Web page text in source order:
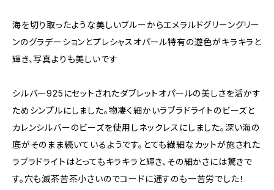
海を切り取ったような美しいブルーからエメラルドグリーングリー
ンのグラデーションとプレシャスオパール特有の遊色がキラキラと
輝き、写真よりも美しいです
シルバー925にセットされたダブレットオパールの美しさを活かす
ためシンプルにしました。物凄く細かいラブラドライトのビーズと
カレンシルバーのビーズを使用しネックレスにしました。深い海の
底がそのまま続いているようです。とても繊細なカットが施された
ラブラドライトはとってもキラキラと輝き、その細かさには驚きで
す。穴も滅茶苦茶小さいのでコードに通すのも一苦労でした！